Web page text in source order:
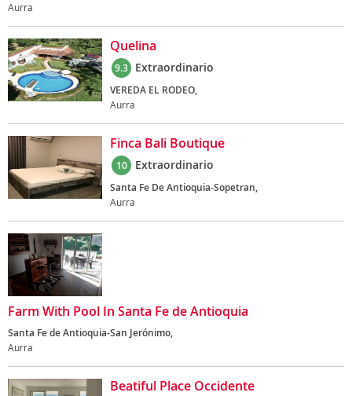
Aurra
Quelina
9.3 Extraordinario
VEREDA EL RODEO,
Aurra
Finca Bali Boutique
10 Extraordinario
Santa Fe De Antioquia-Sopetran,
Aurra
Farm With Pool In Santa Fe de Antioquia
Santa Fe de Antioquia-San Jerónimo,
Aurra
Beatiful Place Occidente